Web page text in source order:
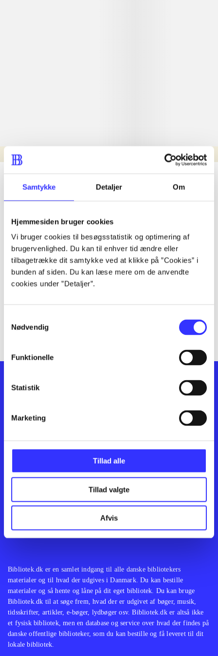
Samtykke Detaljer Om
Hjemmesiden bruger cookies
Vi bruger cookies til besøgsstatistik og optimering af
brugervenlighed. Du kan til enhver tid ændre eller
tilbagetrække dit samtykke ved at klikke på ”Cookies” i
bunden af siden. Du kan læse mere om de anvendte
cookies under ”Detaljer”.
Nødvendig
Funktionelle
Statistik
Marketing
Tillad alle
Tillad valgte
Afvis
Nyhed
lorem ipsum dolor sit amet ...
lorem ipsum dolor sit amet ...
lorem ipsum dolor sit amet ...
lorem ipsum dolor sit amet ...
lorem ipsum dolor sit amet ...
lorem ipsum dolor sit amet ...
lorem ipsum dolor sit amet ...
Feedback
Bibliotek.dk er en samlet indgang til alle danske bibliotekers
materialer og til hvad der udgives i Danmark. Du kan bestille
materialer og så hente og låne på dit eget bibliotek. Du kan bruge
Bibliotek.dk til at søge frem, hvad der er udgivet af bøger, musik,
tidsskrifter, artikler, e-bøger, lydbøger osv. Bibliotek.dk er altså ikke
et fysisk bibliotek, men en database og service over hvad der findes på
danske offentlige biblioteker, som du kan bestille og få leveret til dit
lokale bibliotek.
Kontakt os
English
Artikler
Film
Musik
Noder